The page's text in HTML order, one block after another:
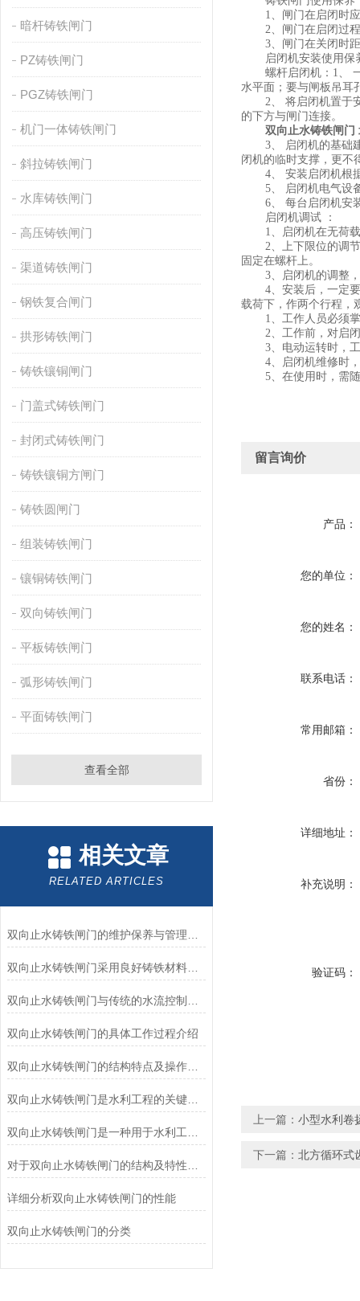
暗杆铸铁闸门
PZ铸铁闸门
PGZ铸铁闸门
机门一体铸铁闸门
斜拉铸铁闸门
水库铸铁闸门
高压铸铁闸门
渠道铸铁闸门
钢铁复合闸门
拱形铸铁闸门
铸铁镶铜闸门
门盖式铸铁闸门
封闭式铸铁闸门
铸铁镶铜方闸门
铸铁圆闸门
组装铸铁闸门
镶铜铸铁闸门
双向铸铁闸门
平板铸铁闸门
弧形铸铁闸门
平面铸铁闸门
查看全部
相关文章
RELATED ARTICLES
双向止水铸铁闸门采用良好铸铁材料制造
双向止水铸铁闸门的具体工作过程介绍
双向止水铸铁闸门的结构特点及操作注意事项
双向止水铸铁闸门是水利工程的关键组成部分
详细分析双向止水铸铁闸门的性能
双向止水铸铁闸门的分类
1、闸门在启闭时
2、闸门在启闭过
3、闸门在关闭时
启闭机安装使用保
螺杆启闭机：1、
水平面；要与闸板吊耳
2、 将启闭机置于
的下方与闸门连接。
双向止水铸铁闸门
3、 启闭机的基础
闭机的临时支撑，更
4、 安装启闭机根
5、 启闭机电气设
6、 每台启闭机安
启闭机调试 ：
1、启闭机在无荷
2、上下限位的调
固定在螺杆上。
3、启闭机的调整
4、安装后，一定
载荷下，作两个行程，
1、工作人员必须
2、工作前，对启
3、电动运转时，
4、启闭机维修时
5、在使用时，需
留言询价
产品：
您的单位：
您的姓名：
联系电话：
常用邮箱：
省份：
详细地址：
补充说明：
验证码：
上一篇： 小型水利卷
下一篇： 北方循环式